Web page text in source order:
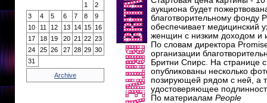
1
2
3
4 5 6 7 8
9
10
11 12 13 14 15 16
17
18 19 20 21 22 23
24
25 26 27 28 29 30
31
Archive
аукциона будет
благотворительному фонду
обеспечивает медицинский
женщин с низким доходом и
По словам директора
организации
Бритни Спирс. На странице
опубликованы несколько
позирующей рядом с ней, а
удостоверяющее
По материаламPeople